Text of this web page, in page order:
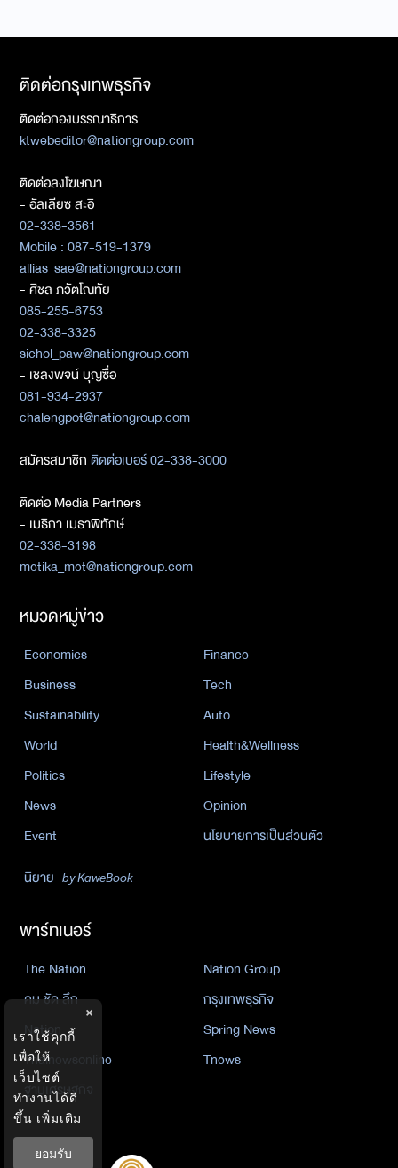
ติดต่อกรุงเทพธุรกิจ
ติดต่อกองบรรณาธิการ
ktwebeditor@nationgroup.com
ติดต่อลงโฆษณา
- อัลเลียซ สะอิ
02-338-3561
Mobile : 087-519-1379
allias_sae@nationgroup.com
- ศิชล ภวัตโณทัย
085-255-6753
02-338-3325
sichol_paw@nationgroup.com
- เชลงพจน์ บุญซื่อ
081-934-2937
chalengpot@nationgroup.com
สมัครสมาชิกติดต่อเบอร์ 02-338-3000
ติดต่อ Media Partners
- เมธิกา เมธาพิทักษ์
02-338-3198
metika_met@nationgroup.com
หมวดหมู่ข่าว
Economics
Finance
Business
Tech
Sustainability
Auto
World
Health&Wellness
Politics
Lifestyle
News
Opinion
Event
นโยบายการเป็นส่วนตัว
นิยาย by KaweBook
พาร์ทเนอร์
The Nation
Nation Group
คม ชัด ลึก
กรุงเทพธุรกิจ
Nation
Spring News
Thainewsonline
Tnews
ฐานเศรษฐกิจ
×
เราใช้คุกกี้
เพื่อให้
เว็บไซต์
ทำงานได้ดี
ขึ้น เพิ่มเติม
ยอมรับ